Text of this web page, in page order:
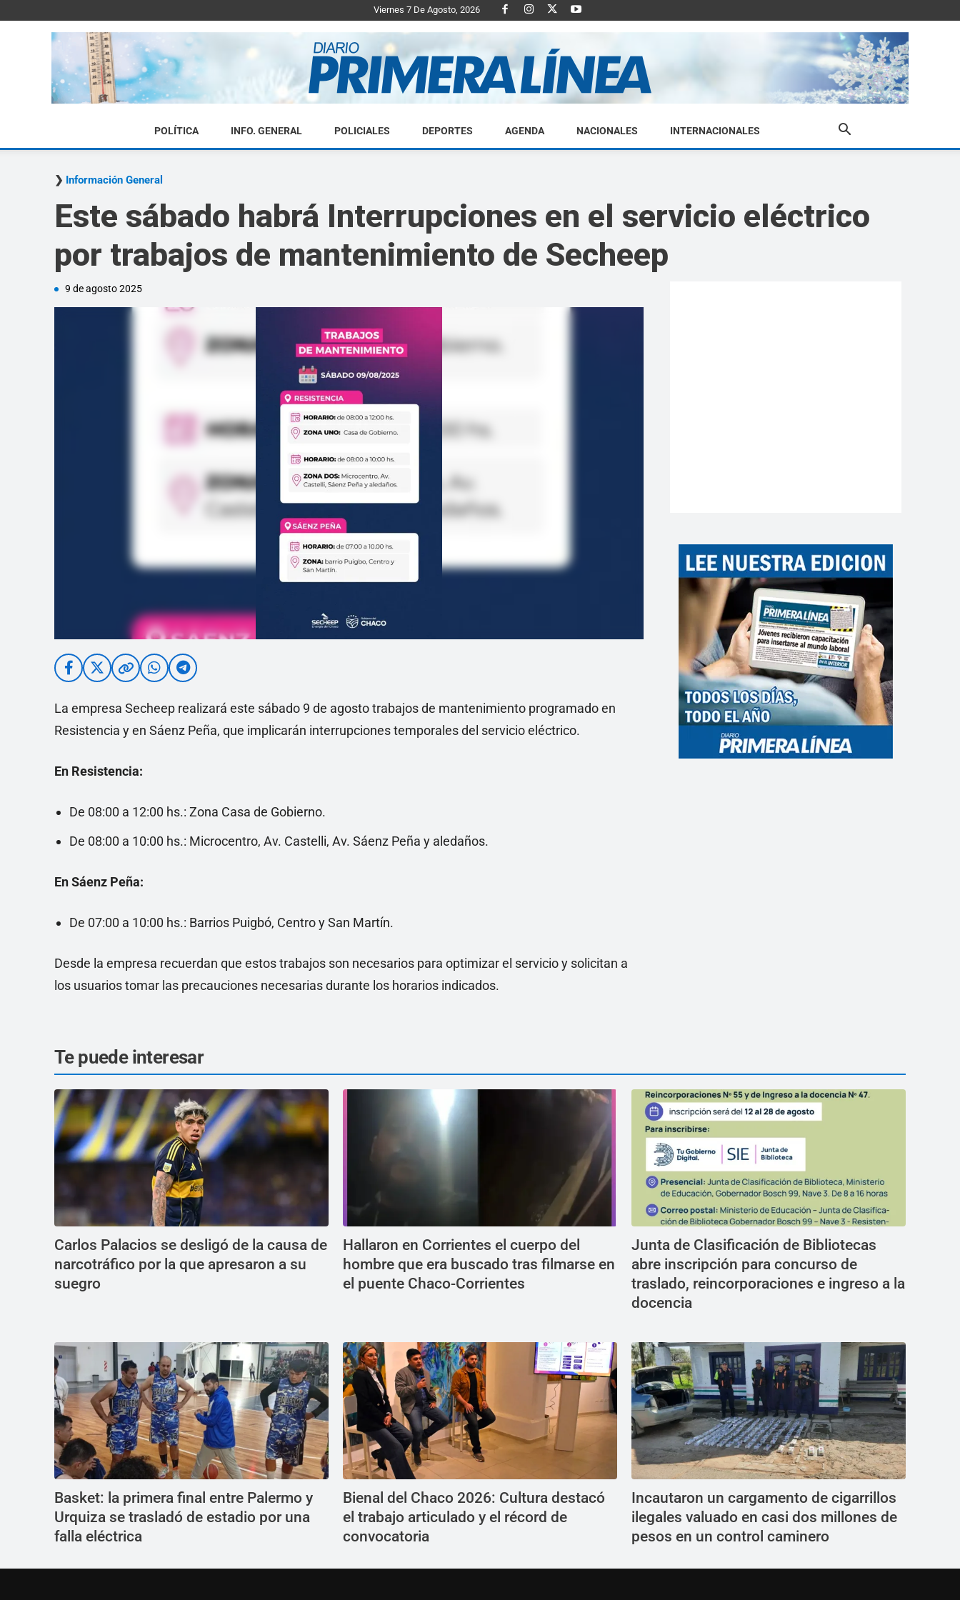
Viernes 7 De Agosto, 2026
Diario
POLÍTICA INFO. GENERAL POLICIALES DEPORTES AGENDA NACIONALES INTERNACIONALES
Información General
Este sábado habrá Interrupciones en el servicio eléctrico
por trabajos de mantenimiento de Secheep
9 de agosto 2025
La empresa Secheep realizará este sábado 9 de agosto trabajos de mantenimiento programado en
Resistencia y en Sáenz Peña, que implicarán interrupciones temporales del servicio eléctrico.
En Resistencia:
De 08:00 a 12:00 hs.: Zona Casa de Gobierno.
De 08:00 a 10:00 hs.: Microcentro, Av. Castelli, Av. Sáenz Peña y aledaños.
En Sáenz Peña:
De 07:00 a 10:00 hs.: Barrios Puigbó, Centro y San Martín.
Desde la empresa recuerdan que estos trabajos son necesarios para optimizar el servicio y solicitan a
los usuarios tomar las precauciones necesarias durante los horarios indicados.
Te puede interesar
Carlos Palacios se desligó de la causa de
narcotráfico por la que apresaron a su
suegro
Hallaron en Corrientes el cuerpo del
hombre que era buscado tras filmarse en
el puente Chaco-Corrientes
Junta de Clasificación de Bibliotecas
abre inscripción para concurso de
traslado, reincorporaciones e ingreso a la
docencia
Basket: la primera final entre Palermo y
Urquiza se trasladó de estadio por una
falla eléctrica
Bienal del Chaco 2026: Cultura destacó
el trabajo articulado y el récord de
convocatoria
Incautaron un cargamento de cigarrillos
ilegales valuado en casi dos millones de
pesos en un control caminero